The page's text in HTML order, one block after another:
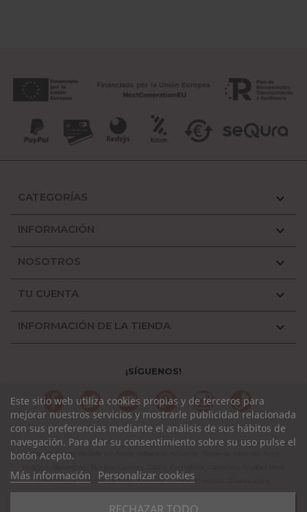
CATEGORÍAS 
INFORMACIÓN 
NOSOTROS 
TU CUENTA 
INFORMACIÓN DE LA TIENDA 
¡SÍGUENOS!
FacebookTwitter YouTubePinterestInstagramTikTok
Este sitio web utiliza cookies propias y de terceros para
mejorar nuestros servicios y mostrarle publicidad relacionada
con sus preferencias mediante el análisis de sus hábitos de
navegación. Para dar su consentimiento sobre su uso pulse el
botón Acepto.
Más información Personalizar cookies
Sillas de Coche BeSafe en Álava, Albacete, Alicante, Almería, Asturias, Avila,
Córdoba, La Coruña, La Rioja, Cuenca, Girona, Granada, Guadalajara,
Guipuzcoa, Huelva, Huesca, Jaen, León, Lleida, Lugo, Madrid, Málaga, Murcia,
Navarra, Orense, Palencia, Pontevedra, Rioja, Salamanca, Segovia, Sevilla,